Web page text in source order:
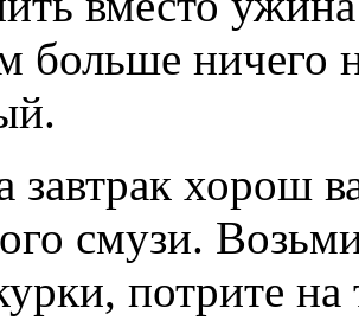
больше ничего
завтрак хорош
смузи.
потрите